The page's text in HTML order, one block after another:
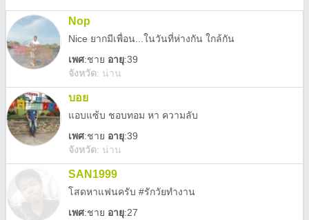
Nop
Nice ยากมีเพื่อน...ในวันที่ห่างกัน ใกล้กัน
เพศ:ชาย อายุ:39
จังหวัด: น่าน
บอย
แอบแซ้บ ชอบทอม หา ความลับ
เพศ:ชาย อายุ:39
จังหวัด: น่าน
SAN1999
โสดหาแฟนครับ #รักวัยทำงาน
เพศ:ชาย อายุ:27